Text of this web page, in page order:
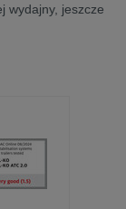
wydajny, jeszcze